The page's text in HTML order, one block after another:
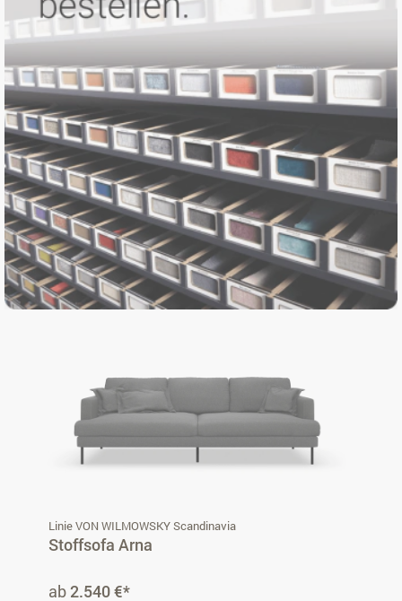
Linie VON WILMOWSKY Scandinavia
Stoffsofa Arna
ab2.540 €*